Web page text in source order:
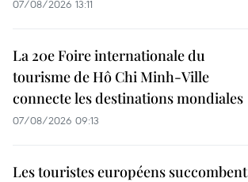
07/08/2026 13:11
La 20e Foire internationale du
tourisme de Hô Chi Minh-Ville
connecte les destinations mondiales
07/08/2026 09:13
Les touristes européens succombent